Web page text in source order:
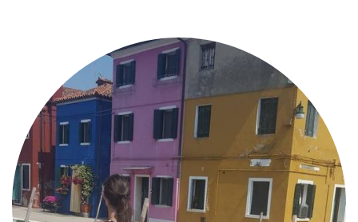
DIVERSES BOX
LIFESTYLE
ME CONTACTER
A PROPOS
PARUTIONS ET PARTENARIATS